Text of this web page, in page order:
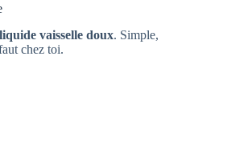
vaisselle doux. Simple,
chez toi.